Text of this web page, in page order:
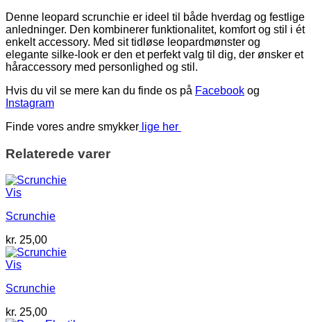
Denne leopard scrunchie er ideel til både hverdag og festlige
anledninger. Den kombinerer funktionalitet, komfort og stil i ét
enkelt accessory. Med sit tidløse leopardmønster og
elegante silke-look er den et perfekt valg til dig, der ønsker et
håraccessory med personlighed og stil.
Hvis du vil se mere kan du finde os på Facebook og
Instagram
Finde vores andre smykker lige her
Relaterede varer
Vis
Scrunchie
kr. 25,00
Vis
Scrunchie
kr. 25,00